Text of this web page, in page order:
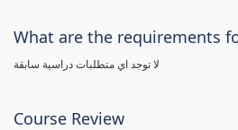
What are the requirements
لا توجد اي متطلبات دراسية سابقة
Course Review